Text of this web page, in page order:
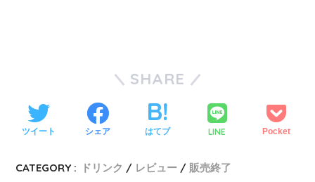
SHARE
ツイート シェア はてブ LINE Pocket
CATEGORY : ドリンク レビュー
販売終了